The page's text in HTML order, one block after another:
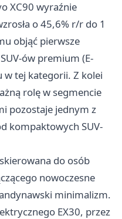
XC90 wyraźnie
o 45,6% r/r do 1
objąć pierwsze
ów premium (E-
w tej kategorii. Z kolei
rolę w segmencie
pozostaje jednym z
kompaktowych SUV-
do osób
nowoczesne
minimalizm.
EX30, przez